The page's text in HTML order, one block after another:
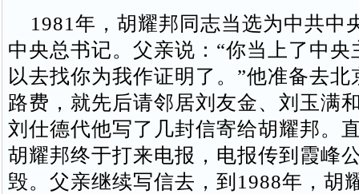
1981年，胡耀邦同志当选为中共中
中央总书记。父亲说：“你当上了中央
以去找你为我作证明了。”他准备去北
路费，就先后请邻居刘友金、刘玉满
刘仕德代他写了几封信寄给胡耀邦。
胡耀邦终于打来电报，电报传到霞峰
毁。父亲继续写信去，到1988年，胡